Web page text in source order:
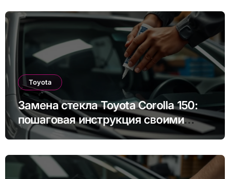
Toyota
Замена стекла Toyota Corolla 150:
пошаговая инструкция своими
руками